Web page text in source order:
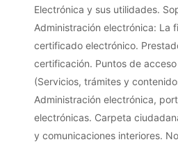
Electrónica y sus utilidades.
Administración electrónica: La
certificado electrónico.
certificación. Puntos de
(Servicios, trámites y
Administración electrónica,
electrónicas. Carpeta
y comunicaciones interiores.